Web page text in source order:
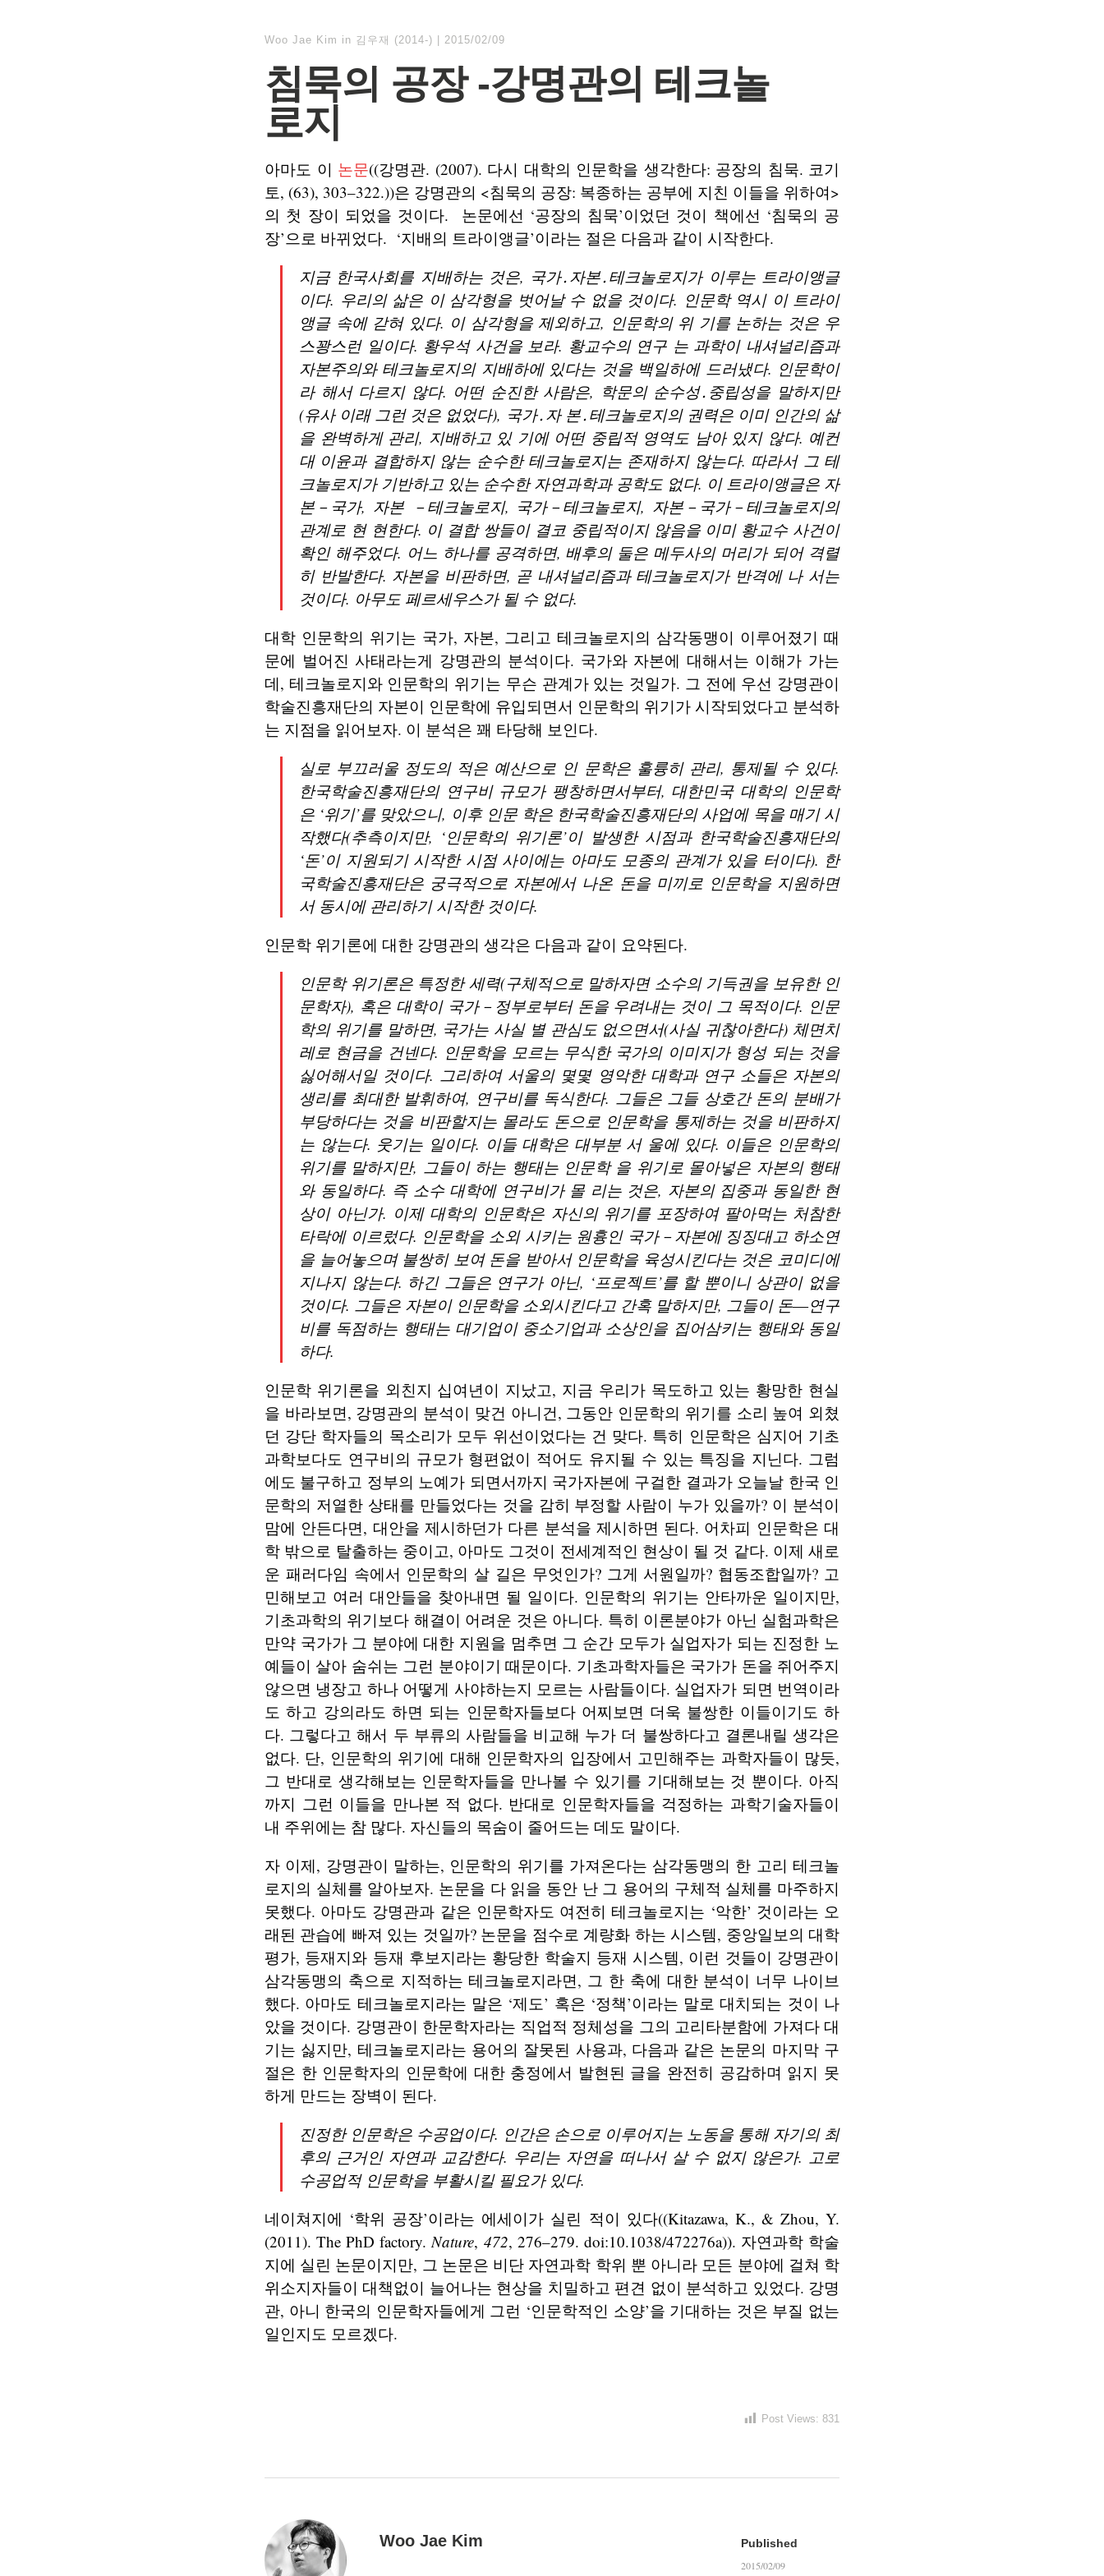
Woo Jae Kim in 김우재 (2014-) 2015/02/09
침묵의 공장 -강명관의 테크놀
로지
아마도 이 논문((강명관. (2007). 다시 대학의 인문학을 생각한다: 공장의 침묵. 코기
토, (63), 303–322.))은 강명관의 <침묵의 공장: 복종하는 공부에 지친 이들을 위하여>
의 첫 장이 되었을 것이다. 논문에선 ‘공장의 침묵’이었던 것이 책에선 ‘침묵의 공
장’으로 바뀌었다. ‘지배의 트라이앵글’이라는 절은 다음과 같이 시작한다.
지금 한국사회를 지배하는 것은, 국가․자본․테크놀로지가 이루는 트라이앵글
이다. 우리의 삶은 이 삼각형을 벗어날 수 없을 것이다. 인문학 역시 이 트라이
앵글 속에 갇혀 있다. 이 삼각형을 제외하고, 인문학의 위 기를 논하는 것은 우
스꽝스런 일이다. 황우석 사건을 보라. 황교수의 연구 는 과학이 내셔널리즘과
자본주의와 테크놀로지의 지배하에 있다는 것을 백일하에 드러냈다. 인문학이
라 해서 다르지 않다. 어떤 순진한 사람은, 학문의 순수성․중립성을 말하지만
(유사 이래 그런 것은 없었다), 국가․자 본․테크놀로지의 권력은 이미 인간의 삶
을 완벽하게 관리, 지배하고 있 기에 어떤 중립적 영역도 남아 있지 않다. 예컨
대 이윤과 결합하지 않는 순수한 테크놀로지는 존재하지 않는다. 따라서 그 테
크놀로지가 기반하고 있는 순수한 자연과학과 공학도 없다. 이 트라이앵글은 자
본－국가, 자본 －테크놀로지, 국가－테크놀로지, 자본－국가－테크놀로지의
관계로 현 현한다. 이 결합 쌍들이 결코 중립적이지 않음을 이미 황교수 사건이
확인 해주었다. 어느 하나를 공격하면, 배후의 둘은 메두사의 머리가 되어 격렬
히 반발한다. 자본을 비판하면, 곧 내셔널리즘과 테크놀로지가 반격에 나 서는
것이다. 아무도 페르세우스가 될 수 없다.
대학 인문학의 위기는 국가, 자본, 그리고 테크놀로지의 삼각동맹이 이루어졌기 때
문에 벌어진 사태라는게 강명관의 분석이다. 국가와 자본에 대해서는 이해가 가는
데, 테크놀로지와 인문학의 위기는 무슨 관계가 있는 것일가. 그 전에 우선 강명관이
학술진흥재단의 자본이 인문학에 유입되면서 인문학의 위기가 시작되었다고 분석하
는 지점을 읽어보자. 이 분석은 꽤 타당해 보인다.
실로 부끄러울 정도의 적은 예산으로 인 문학은 훌륭히 관리, 통제될 수 있다.
한국학술진흥재단의 연구비 규모가 팽창하면서부터, 대한민국 대학의 인문학
은 ‘위기’를 맞았으니, 이후 인문 학은 한국학술진흥재단의 사업에 목을 매기 시
작했다(추측이지만, ‘인문학의 위기론’이 발생한 시점과 한국학술진흥재단의
‘돈’이 지원되기 시작한 시점 사이에는 아마도 모종의 관계가 있을 터이다). 한
국학술진흥재단은 궁극적으로 자본에서 나온 돈을 미끼로 인문학을 지원하면
서 동시에 관리하기 시작한 것이다.
인문학 위기론에 대한 강명관의 생각은 다음과 같이 요약된다.
인문학 위기론은 특정한 세력(구체적으로 말하자면 소수의 기득권을 보유한 인
문학자), 혹은 대학이 국가－정부로부터 돈을 우려내는 것이 그 목적이다. 인문
학의 위기를 말하면, 국가는 사실 별 관심도 없으면서(사실 귀찮아한다) 체면치
레로 현금을 건넨다. 인문학을 모르는 무식한 국가의 이미지가 형성 되는 것을
싫어해서일 것이다. 그리하여 서울의 몇몇 영악한 대학과 연구 소들은 자본의
생리를 최대한 발휘하여, 연구비를 독식한다. 그들은 그들 상호간 돈의 분배가
부당하다는 것을 비판할지는 몰라도 돈으로 인문학을 통제하는 것을 비판하지
는 않는다. 웃기는 일이다. 이들 대학은 대부분 서 울에 있다. 이들은 인문학의
위기를 말하지만, 그들이 하는 행태는 인문학 을 위기로 몰아넣은 자본의 행태
와 동일하다. 즉 소수 대학에 연구비가 몰 리는 것은, 자본의 집중과 동일한 현
상이 아닌가. 이제 대학의 인문학은 자신의 위기를 포장하여 팔아먹는 처참한
타락에 이르렀다. 인문학을 소외 시키는 원흉인 국가－자본에 징징대고 하소연
을 늘어놓으며 불쌍히 보여 돈을 받아서 인문학을 육성시킨다는 것은 코미디에
지나지 않는다. 하긴 그들은 연구가 아닌, ‘프로젝트’를 할 뿐이니 상관이 없을
것이다. 그들은 자본이 인문학을 소외시킨다고 간혹 말하지만, 그들이 돈―연구
비를 독점하는 행태는 대기업이 중소기업과 소상인을 집어삼키는 행태와 동일
하다.
인문학 위기론을 외친지 십여년이 지났고, 지금 우리가 목도하고 있는 황망한 현실
을 바라보면, 강명관의 분석이 맞건 아니건, 그동안 인문학의 위기를 소리 높여 외쳤
던 강단 학자들의 목소리가 모두 위선이었다는 건 맞다. 특히 인문학은 심지어 기초
과학보다도 연구비의 규모가 형편없이 적어도 유지될 수 있는 특징을 지닌다. 그럼
에도 불구하고 정부의 노예가 되면서까지 국가자본에 구걸한 결과가 오늘날 한국 인
문학의 저열한 상태를 만들었다는 것을 감히 부정할 사람이 누가 있을까? 이 분석이
맘에 안든다면, 대안을 제시하던가 다른 분석을 제시하면 된다. 어차피 인문학은 대
학 밖으로 탈출하는 중이고, 아마도 그것이 전세계적인 현상이 될 것 같다. 이제 새로
운 패러다임 속에서 인문학의 살 길은 무엇인가? 그게 서원일까? 협동조합일까? 고
민해보고 여러 대안들을 찾아내면 될 일이다. 인문학의 위기는 안타까운 일이지만,
기초과학의 위기보다 해결이 어려운 것은 아니다. 특히 이론분야가 아닌 실험과학은
만약 국가가 그 분야에 대한 지원을 멈추면 그 순간 모두가 실업자가 되는 진정한 노
예들이 살아 숨쉬는 그런 분야이기 때문이다. 기초과학자들은 국가가 돈을 쥐어주지
않으면 냉장고 하나 어떻게 사야하는지 모르는 사람들이다. 실업자가 되면 번역이라
도 하고 강의라도 하면 되는 인문학자들보다 어찌보면 더욱 불쌍한 이들이기도 하
다. 그렇다고 해서 두 부류의 사람들을 비교해 누가 더 불쌍하다고 결론내릴 생각은
없다. 단, 인문학의 위기에 대해 인문학자의 입장에서 고민해주는 과학자들이 많듯,
그 반대로 생각해보는 인문학자들을 만나볼 수 있기를 기대해보는 것 뿐이다. 아직
까지 그런 이들을 만나본 적 없다. 반대로 인문학자들을 걱정하는 과학기술자들이
내 주위에는 참 많다. 자신들의 목숨이 줄어드는 데도 말이다.
자 이제, 강명관이 말하는, 인문학의 위기를 가져온다는 삼각동맹의 한 고리 테크놀
로지의 실체를 알아보자. 논문을 다 읽을 동안 난 그 용어의 구체적 실체를 마주하지
못했다. 아마도 강명관과 같은 인문학자도 여전히 테크놀로지는 ‘악한’ 것이라는 오
래된 관습에 빠져 있는 것일까? 논문을 점수로 계량화 하는 시스템, 중앙일보의 대학
평가, 등재지와 등재 후보지라는 황당한 학술지 등재 시스템, 이런 것들이 강명관이
삼각동맹의 축으로 지적하는 테크놀로지라면, 그 한 축에 대한 분석이 너무 나이브
했다. 아마도 테크놀로지라는 말은 ‘제도’ 혹은 ‘정책’이라는 말로 대치되는 것이 나
았을 것이다. 강명관이 한문학자라는 직업적 정체성을 그의 고리타분함에 가져다 대
기는 싫지만, 테크놀로지라는 용어의 잘못된 사용과, 다음과 같은 논문의 마지막 구
절은 한 인문학자의 인문학에 대한 충정에서 발현된 글을 완전히 공감하며 읽지 못
하게 만드는 장벽이 된다.
진정한 인문학은 수공업이다. 인간은 손으로 이루어지는 노동을 통해 자기의 최
후의 근거인 자연과 교감한다. 우리는 자연을 떠나서 살 수 없지 않은가. 고로
수공업적 인문학을 부활시킬 필요가 있다.
네이쳐지에 ‘학위 공장’이라는 에세이가 실린 적이 있다((Kitazawa, K., & Zhou, Y.
(2011). The PhD factory.Nature, 472, 276–279. doi:10.1038/472276a)). 자연과학 학술
지에 실린 논문이지만, 그 논문은 비단 자연과학 학위 뿐 아니라 모든 분야에 걸쳐 학
위소지자들이 대책없이 늘어나는 현상을 치밀하고 편견 없이 분석하고 있었다. 강명
관, 아니 한국의 인문학자들에게 그런 ‘인문학적인 소양’을 기대하는 것은 부질 없는
일인지도 모르겠다.
Post Views: 831
Woo Jae Kim
Published
2015/02/09